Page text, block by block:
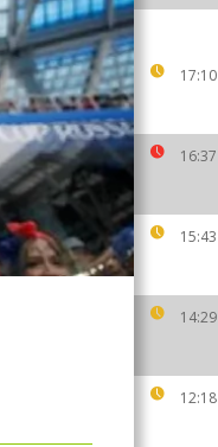
17:10
16:37
15:43
14:29
12:18